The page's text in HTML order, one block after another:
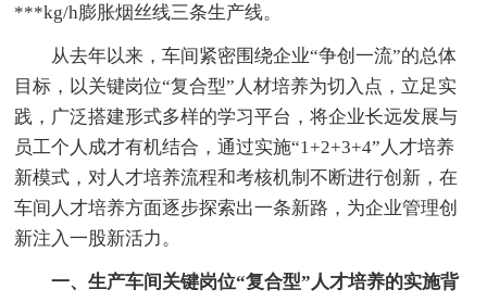
***kg/h膨胀烟丝线三条生产线。
从去年以来，车间紧密围绕企业“争创一流”的总体
目标，以关键岗位“复合型”人材培养为切入点，立足实
践，广泛搭建形式多样的学习平台，将企业长远发展与
员工个人成才有机结合，通过实施“1+2+3+4”人才培养
新模式，对人才培养流程和考核机制不断进行创新，在
车间人才培养方面逐步探索出一条新路，为企业管理创
新注入一股新活力。
一、生产车间关键岗位“复合型”人才培养的实施背